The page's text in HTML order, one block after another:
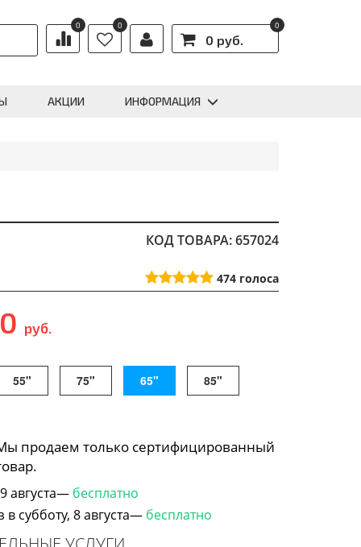
0 0
0 руб.
0
АКЦИИ ИНФОРМАЦИЯ
КОД ТОВАРА: 657024
474 голоса
руб.
55" 75" 65" 85"
продаем только сертифицированный
августа— бесплатно
субботу, 8 августа— бесплатно